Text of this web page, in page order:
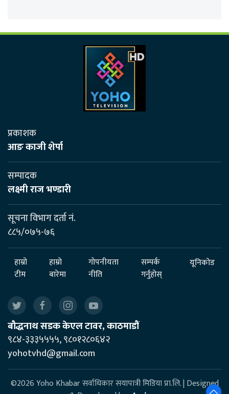
प्रकाशक
आङ काजी शेर्पा
सम्पादक
लक्ष्मी राज भण्डारी
सूचना विभाग दर्ता नं.
८८५/०७५-७६
हाम्रो
टीम
हाम्रो
बारेमा
गोपनीयता
नीति
सम्पर्क
गर्नुहोस्
यूनिकोड
बौद्धनाथ सडक केएल टावर, काठमाडौं
९८४-३३३५५५५, ९८०१२८०६४२
yohotvhd@gmail.com
©2026 Yoho Khabar सर्वाधिकार सयापात्री मिडिया प्रा.लि. | Designed